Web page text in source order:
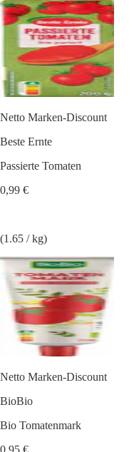
Netto Marken-Discount
Beste Ernte
Passierte Tomaten
0,99 €
(1.65 / kg)
Netto Marken-Discount
BioBio
Bio Tomatenmark
0,95 €